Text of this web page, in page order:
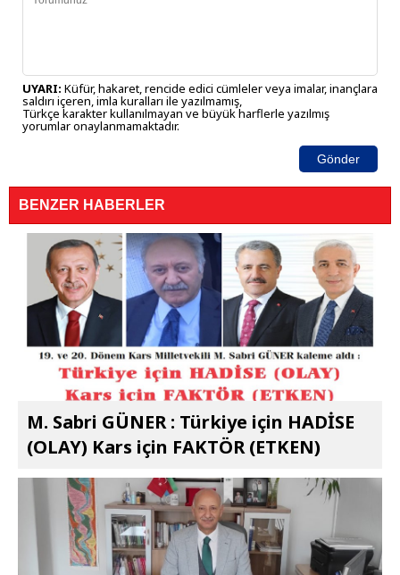
UYARI: Küfür, hakaret, rencide edici cümleler veya imalar, inançlara
saldırı içeren, imla kuralları ile yazılmamış,
Türkçe karakter kullanılmayan ve büyük harflerle yazılmış
yorumlar onaylanmamaktadır.
Gönder
BENZER HABERLER
M. Sabri GÜNER : Türkiye için HADİSE
(OLAY) Kars için FAKTÖR (ETKEN)